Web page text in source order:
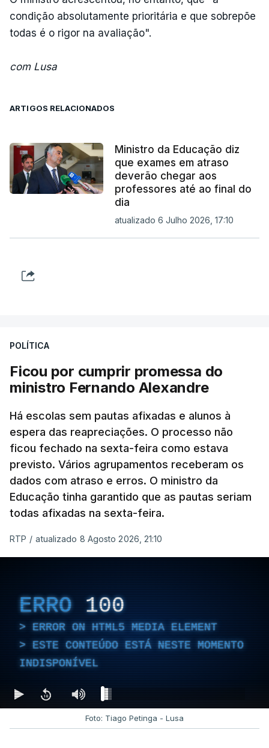
condição absolutamente prioritária e que sobrepõe
todas é o rigor na avaliação".
com Lusa
ARTIGOS RELACIONADOS
Ministro da Educação diz
que exames em atraso
deverão chegar aos
professores até ao final do
dia
atualizado 6 Julho 2026, 17:10
POLÍTICA
Ficou por cumprir promessa do
ministro Fernando Alexandre
Há escolas sem pautas afixadas e alunos à
espera das reapreciações. O processo não
ficou fechado na sexta-feira como estava
previsto. Vários agrupamentos receberam os
dados com atraso e erros. O ministro da
Educação tinha garantido que as pautas seriam
todas afixadas na sexta-feira.
RTP / atualizado 8 Agosto 2026, 21:10
ERRO 100
ERROR ON HTML5 MEDIA ELEMENT
ESTE CONTEÚDO ESTÁ NESTE MOMENTO
INDISPONÍVEL
Foto: Tiago Petinga - Lusa